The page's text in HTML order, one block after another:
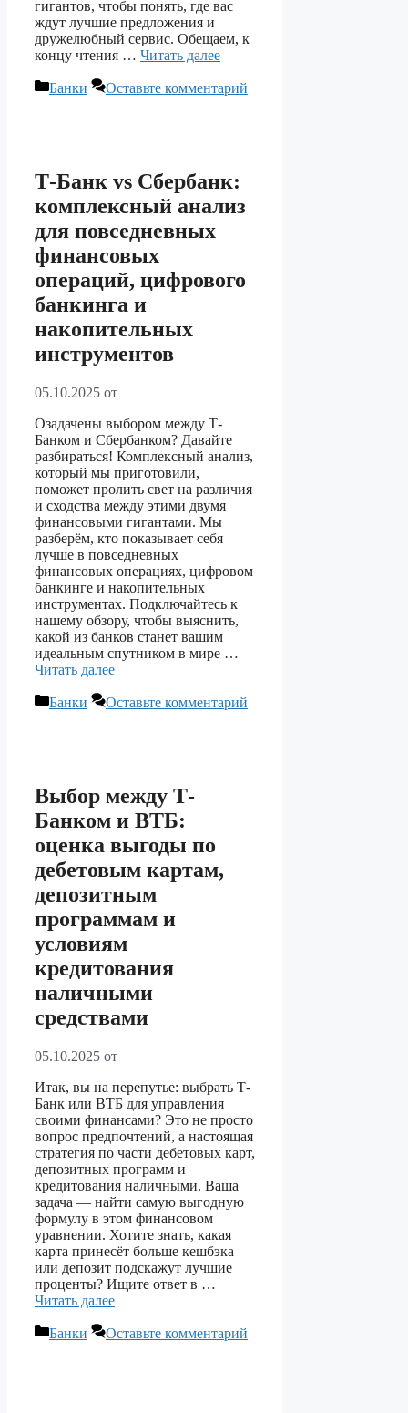
гигантов, чтобы понять, где вас
ждут лучшие предложения и
дружелюбный сервис. Обещаем, к
концу чтения … Читать далее
Рубрики
Банки Оставьте комментарий
Т-Банк vs Сбербанк:
комплексный анализ
для повседневных
финансовых
операций, цифрового
банкинга и
накопительных
инструментов
05.10.2025 от
Озадачены выбором между Т-
Банком и Сбербанком? Давайте
разбираться! Комплексный анализ,
который мы приготовили,
поможет пролить свет на различия
и сходства между этими двумя
финансовыми гигантами. Мы
разберём, кто показывает себя
лучше в повседневных
финансовых операциях, цифровом
банкинге и накопительных
инструментах. Подключайтесь к
нашему обзору, чтобы выяснить,
какой из банков станет вашим
идеальным спутником в мире …
Читать далее
Рубрики
Банки Оставьте комментарий
Выбор между Т-
Банком и ВТБ:
оценка выгоды по
дебетовым картам,
депозитным
программам и
условиям
кредитования
наличными
средствами
05.10.2025 от
Итак, вы на перепутье: выбрать Т-
Банк или ВТБ для управления
своими финансами? Это не просто
вопрос предпочтений, а настоящая
стратегия по части дебетовых карт,
депозитных программ и
кредитования наличными. Ваша
задача — найти самую выгодную
формулу в этом финансовом
уравнении. Хотите знать, какая
карта принесёт больше кешбэка
или депозит подскажут лучшие
проценты? Ищите ответ в …
Читать далее
Рубрики
Банки Оставьте комментарий